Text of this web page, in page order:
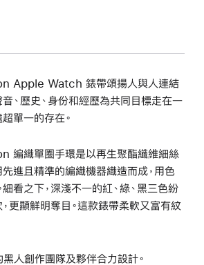
Apple Watch 錶帶頌揚人與人連結
、歷史、身份和經歷為共同目標走在一
單一的存在。
織單圈手環是以再生聚酯纖維細絲
進且精準的編織機器織造而成，用色
看之下，深淺不一的紅、綠、黑三色紛
更顯鮮明奪目。這款錶帶柔軟又富有紋
人創作團隊及夥伴合力設計。